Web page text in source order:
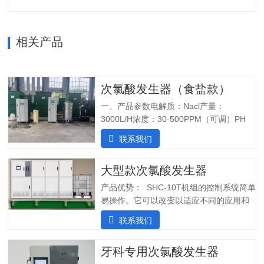
相关产品
次氯酸发生器（食盐款）
一、产品参数电解质：Nacl产量：
3000L/H浓度：30-500PPM（可调）PH
值：5.0-6.5纯水系统酸水最大功率：
7200W纯水最大功率：1800W输入电压：
装完毕二、产品特点：1.自主研发：可满
足客户个性化定制需求；2.高度集成系
统：前置水预处理系统搭配RO反渗透系
统，一体化集成;3.PLC控制:在线显示浓
度、ph值、氧化还原电位ORP等指标;4.安
操作简单:操作界面简单清晰，无需培训；
联系我们
大型款次氯酸发生器
产品优势： SHC-10T机组的控制系统简单
易操作。它可以改变以适应不同的应用和
条件。液压部分安装了一个流量控制器，
用于在供水中断时关闭SHINE装置，并在
确保在任何给定时间提供所需的剂量。外
联系我们
牙科专用次氯酸发生器